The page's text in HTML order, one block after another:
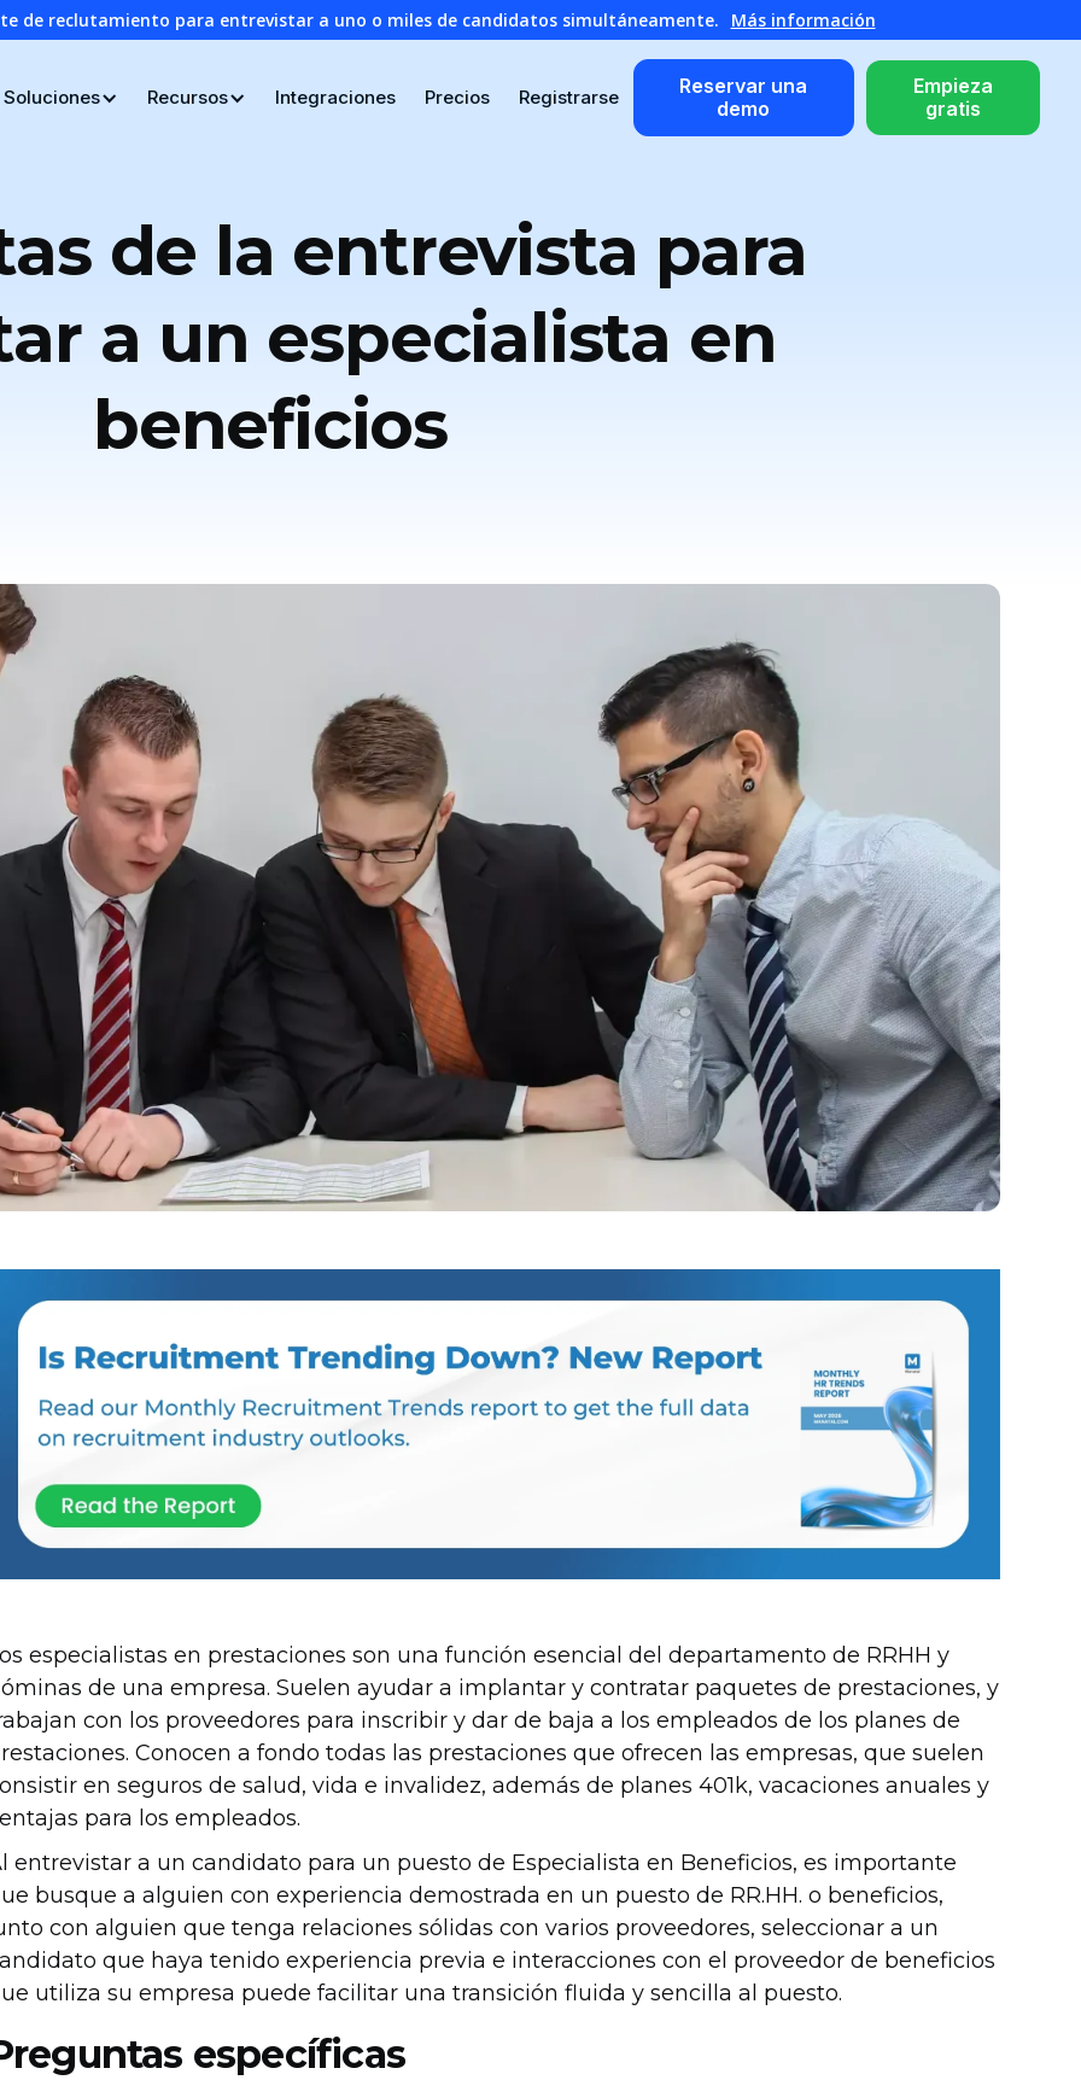
de reclutamiento para entrevistar a uno o miles de candidatos simultáneamente. Más información
Soluciones Recursos Integraciones Precios Registrarse
Reservar una
demo
Empieza
gratis
de la entrevista para
a un especialista en
beneficios
especialistas en prestaciones son una función esencial del departamento de RRHH y
de una empresa. Suelen ayudar a implantar y contratar paquetes de prestaciones, y
con los proveedores para inscribir y dar de baja a los empleados de los planes de
Conocen a fondo todas las prestaciones que ofrecen las empresas, que suelen
en seguros de salud, vida e invalidez, además de planes 401k, vacaciones anuales y
para los empleados.
entrevistar a un candidato para un puesto de Especialista en Beneficios, es importante
busque a alguien con experiencia demostrada en un puesto de RR.HH. o beneficios,
con alguien que tenga relaciones sólidas con varios proveedores, seleccionar a un
que haya tenido experiencia previa e interacciones con el proveedor de beneficios
utiliza su empresa puede facilitar una transición fluida y sencilla al puesto.
específicas